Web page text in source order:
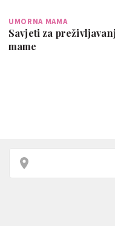
UMORNA MAMA
Savjeti za
mame